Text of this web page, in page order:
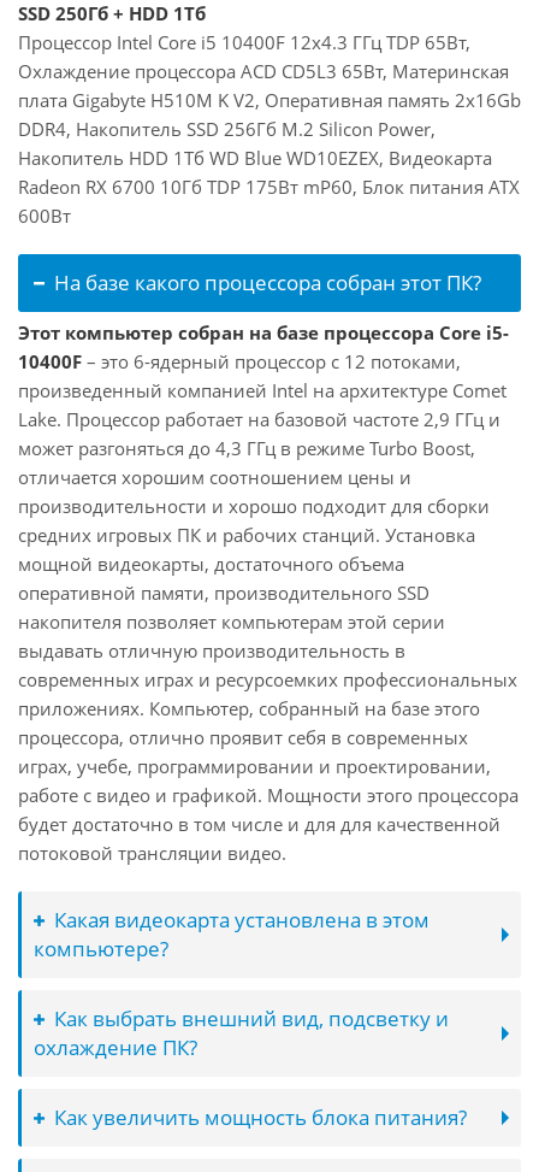
SSD 250Гб + HDD 1Тб
Процессор Intel Core i5 10400F 12x4.3 ГГц TDP 65Вт,
Охлаждение процессора ACD CD5L3 65Вт, Материнская
плата Gigabyte H510M K V2, Оперативная память 2x16Gb
DDR4, Накопитель SSD 256Гб M.2 Silicon Power,
Накопитель HDD 1Тб WD Blue WD10EZEX, Видеокарта
Radeon RX 6700 10Гб TDP 175Вт mP60, Блок питания ATX
600Вт
На базе какого процессора собран этот ПК?
Этот компьютер собран на базе процессора Core i5-
10400F – это 6-ядерный процессор с 12 потоками,
произведенный компанией Intel на архитектуре Comet
Lake. Процессор работает на базовой частоте 2,9 ГГц и
может разгоняться до 4,3 ГГц в режиме Turbo Boost,
отличается хорошим соотношением цены и
производительности и хорошо подходит для сборки
средних игровых ПК и рабочих станций. Установка
мощной видеокарты, достаточного объема
оперативной памяти, производительного SSD
накопителя позволяет компьютерам этой серии
выдавать отличную производительность в
современных играх и ресурсоемких профессиональных
приложениях. Компьютер, собранный на базе этого
процессора, отлично проявит себя в современных
играх, учебе, программировании и проектировании,
работе с видео и графикой. Мощности этого процессора
будет достаточно в том числе и для для качественной
потоковой трансляции видео.
Какая видеокарта установлена в этом
компьютере?
Как выбрать внешний вид, подсветку и
охлаждение ПК?
Как увеличить мощность блока питания?